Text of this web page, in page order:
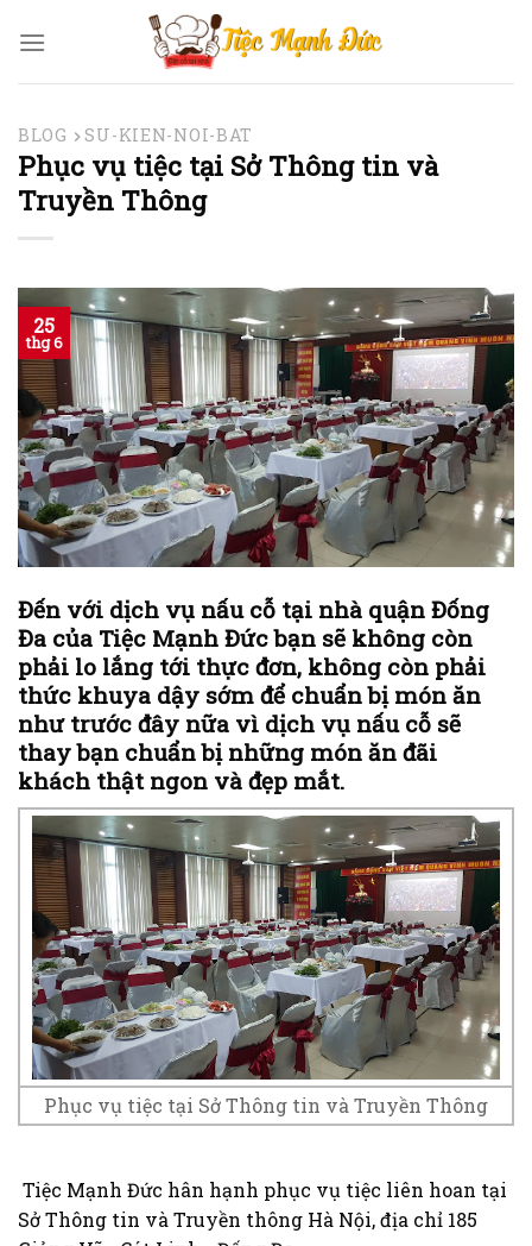
BLOG SU-KIEN-NOI-BAT
Phục vụ tiệc tại Sở Thông tin và
Truyền Thông
25
thg 6
Đến với dịch vụ nấu cỗ tại nhà quận Đống
Đa của Tiệc Mạnh Đức bạn sẽ không còn
phải lo lắng tới thực đơn, không còn phải
thức khuya dậy sớm để chuẩn bị món ăn
như trước đây nữa vì dịch vụ nấu cỗ sẽ
thay bạn chuẩn bị những món ăn đãi
khách thật ngon và đẹp mắt.
Phục vụ tiệc tại Sở Thông tin và Truyền Thông
Tiệc Mạnh Đức hân hạnh phục vụ tiệc liên hoan tại
Sở Thông tin và Truyền thông Hà Nội, địa chỉ 185